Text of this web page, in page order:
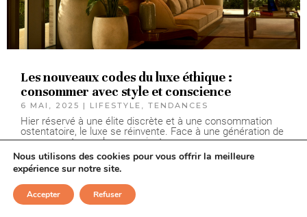
Les nouveaux codes du luxe éthique :
consommer avec style et conscience
6 MAI, 2025 | LIFESTYLE ,TENDANCES
Hier réservé à une élite discrète et à une consommation
ostentatoire, le luxe se réinvente. Face à une génération de
consommateurs plus conscients,...
LIRE PLUS
Nous utilisons des cookies pour vous offrir la meilleure
expérience sur notre site.
Accepter Refuser